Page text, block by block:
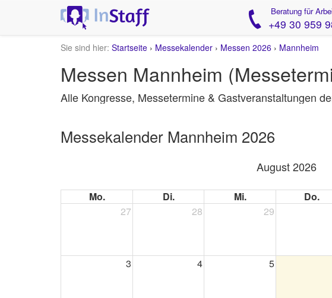
Beratung für
+49 30 959
Sie sind hier: Startseite › Messekalender › Messen 2026 › Mannheim
Messen Mannheim
Alle Kongresse, Messetermine & Gastveranstaltungen
Messekalender Mannheim 2026
August 2026
Mo. Di. Mi. Do.
27
28 29
3 4 5